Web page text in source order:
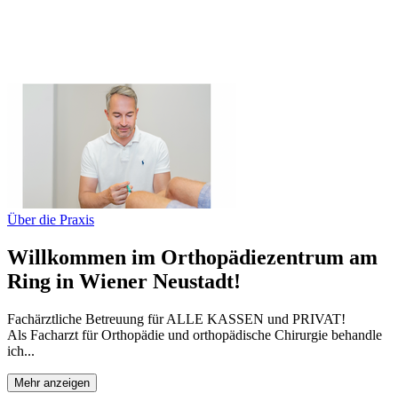
Über die Praxis
Willkommen im Orthopädiezentrum am
Ring in Wiener Neustadt!
Fachärztliche Betreuung für ALLE KASSEN und PRIVAT!
Als Facharzt für Orthopädie und orthopädische Chirurgie behandle
ich...
Mehr anzeigen